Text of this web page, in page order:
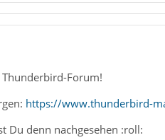
Forum!
https://www.thunderbird-
Du denn nachgesehen :roll: